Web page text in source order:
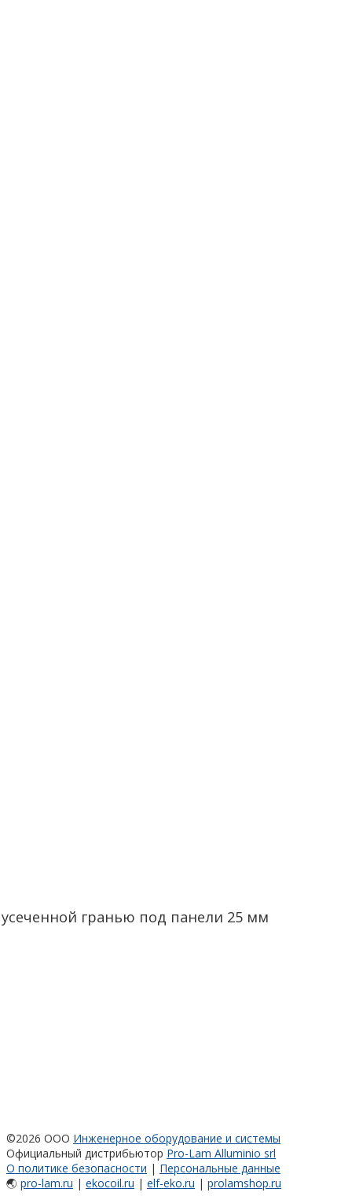
гранью под панели 25 мм
©2026 ООО Инженерное оборудование и системы
Официальный дистрибьютор Pro-Lam Alluminio srl
О политике безопасности | Персональные данные
🌏 pro-lam.ru | ekocoil.ru | elf-eko.ru | prolamshop.ru